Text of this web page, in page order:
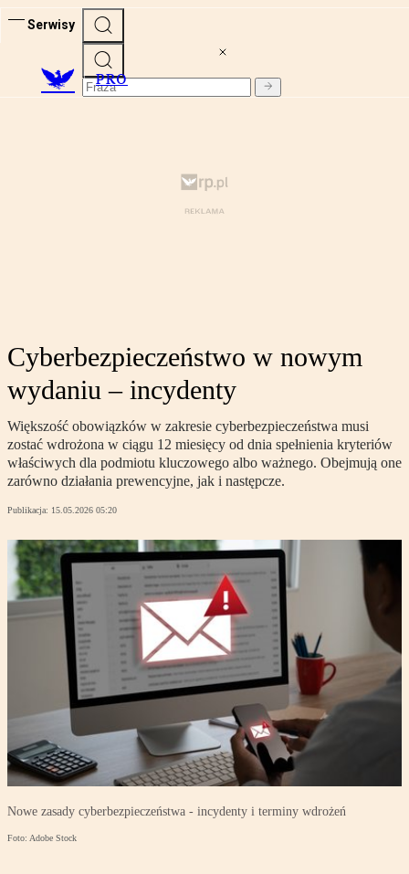
Serwisy
PRO
Cyberbezpieczeństwo w nowym
wydaniu – incydenty
Większość obowiązków w zakresie cyberbezpieczeństwa musi
zostać wdrożona w ciągu 12 miesięcy od dnia spełnienia kryteriów
właściwych dla podmiotu kluczowego albo ważnego. Obejmują one
zarówno działania prewencyjne, jak i następcze.
Publikacja: 15.05.2026 05:20
Nowe zasady cyberbezpieczeństwa - incydenty i terminy wdrożeń
Foto: Adobe Stock